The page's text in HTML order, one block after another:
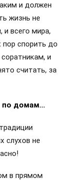
и должен
жизнь не
и всего мира,
пор спорить до
и
считать, за
по домам…
слухов не
в прямом